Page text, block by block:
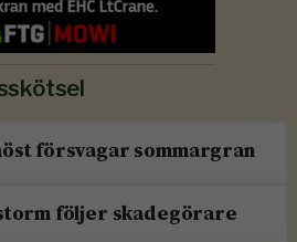
försvagar sommargran
följer skadegörare